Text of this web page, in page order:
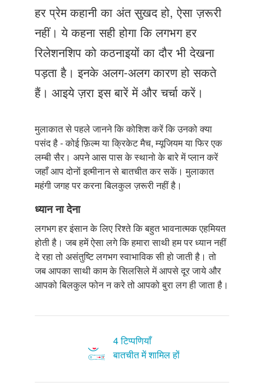
संपर्क करें
हर प्रेम कहानी का अंत सुखद हो, ऐसा ज़रूरी
नहीं। ये कहना सही होगा कि लगभग हर
रिलेशनशिप को कठनाइयों का दौर भी देखना
पड़ता है। इनके अलग-अलग कारण हो सकते
हैं। आइये ज़रा इस बारें में और चर्चा करें।
मुलाकात से पहले जानने कि कोशिश करें कि उनको क्या
पसंद है - कोई फ़िल्म या क्रिकेट मैच, म्यूजियम या फिर एक
लम्बी सैर। अपने आस पास के स्थानो के बारे में प्लान करें
जहाँ आप दोनों इत्मीनान से बातचीत कर सकें। मुलाकात
महंगी जगह पर करना बिलकुल ज़रूरी नहीं है।
ध्यान ना देना
लगभग हर इंसान के लिए रिश्ते कि बहुत भावनात्मक एहमियत
होती है। जब हमें ऐसा लगे कि हमारा साथी हम पर ध्यान नहीं
दे रहा तो असंतुष्टि लगभग स्वाभाविक सी हो जाती है। तो
जब आपका साथी काम के सिलसिले में आपसे दूर जाये और
आपको बिलकुल फोन न करे तो आपको बुरा लग ही जाता है।
4 टिप्पणियाँ
बातचीत में शामिल हों